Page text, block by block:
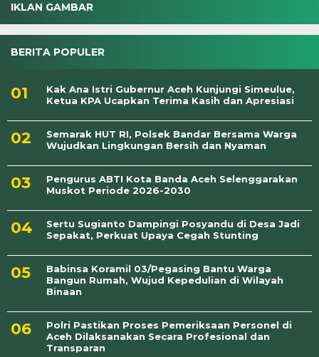
IKLAN GAMBAR
BERITA POPULER
Kak Ana Istri Gubernur Aceh Kunjungi Simeulue,
Ketua KPA Ucapkan Terima Kasih dan Apresiasi
Semarak HUT RI, Polsek Bandar Bersama Warga
Wujudkan Lingkungan Bersih dan Nyaman
Pengurus ABTI Kota Banda Aceh Selenggarakan
Muskot Periode 2026-2030
Sertu Sugianto Dampingi Posyandu di Desa Jadi
Sepakat, Perkuat Upaya Cegah Stunting
Babinsa Koramil 03/Pegasing Bantu Warga
Bangun Rumah, Wujud Kepedulian di Wilayah
Binaan
Polri Pastikan Proses Pemeriksaan Personel di
Aceh Dilaksanakan Secara Profesional dan
Transparan